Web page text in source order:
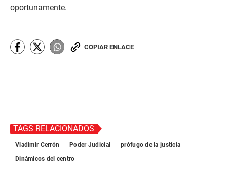
oportunamente.
COPIAR ENLACE
TAGS RELACIONADOS
Vladimir Cerrón Poder Judicial
prófugo de la justicia
Dinámicos del centro